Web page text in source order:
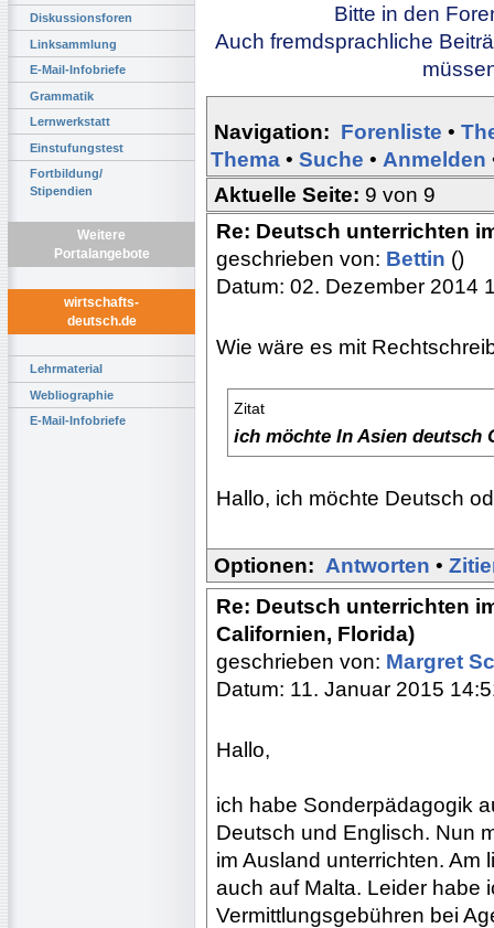
Diskussionsforen
Linksammlung
E-Mail-Infobriefe
Grammatik
Lernwerkstatt
Einstufungstest
Fortbildung/
Stipendien
Weitere
Portalangebote
wirtschafts-
deutsch.de
Lehrmaterial
Webliographie
E-Mail-Infobriefe
Bitte in den
Auch fremdsprachliche
Navigation: Forenliste •
Thema • Suche • Anmelden
Aktuelle Seite: 9 von 9
Re: Deutsch unterrichten
geschrieben von: Bettin ()
Datum: 02. Dezember 2014
Wie wäre es mit
Zitat
ich möchte In Asien deutsch
Hallo, ich möchte Deutsch
Optionen: Antworten •
Re: Deutsch unterrichten
Californien, Florida)
geschrieben von: Margret
Datum: 11. Januar 2015
Hallo,
ich habe Sonderpädagogik
Deutsch und Englisch. Nun
im Ausland unterrichten. Am
auch auf Malta. Leider habe
Vermittlungsgebühren bei